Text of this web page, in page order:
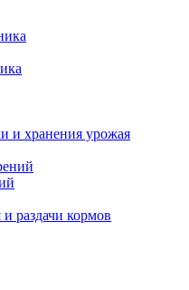
и хранения урожая
раздачи кормов